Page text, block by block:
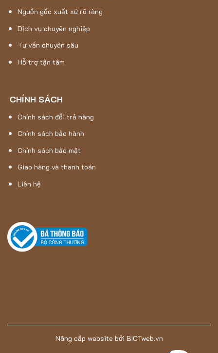
Thảm Lông DàiHLYP18119 – 06
tuyệt vời cho những ai đang tìm kiếm một chiếc thảm cao cấp,
Dài HLYP18119 – 06 chính hãng
Với hơn 17 năm kinh nghiệm trong ngành, Thảm Hán Long
Nguồn gốc xuất xứ rõ ràng
Dịch vụ chuyên nghiệp
Tư vấn chuyên sâu
Hỗ trợ tận tâm
CHÍNH SÁCH
Chính sách đổi trả hàng
Chính sách bảo hành
Chính sách bảo mật
Giao hàng và thanh toán
Liên hệ
Nâng cấp website bởi BICTweb.vn